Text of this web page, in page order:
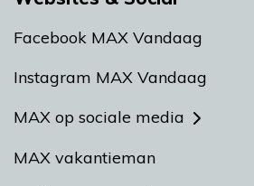
Facebook MAX Vandaag
Instagram MAX Vandaag
MAX op sociale media
MAX vakantieman